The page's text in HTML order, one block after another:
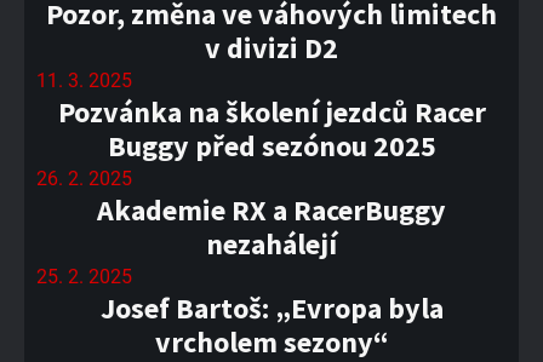
Pozor, změna ve váhových limitech
v divizi D2
11. 3. 2025
Pozvánka na školení jezdců Racer
Buggy před sezónou 2025
26. 2. 2025
Akademie RX a RacerBuggy
nezahálejí
25. 2. 2025
Josef Bartoš: „Evropa byla
vrcholem sezony“